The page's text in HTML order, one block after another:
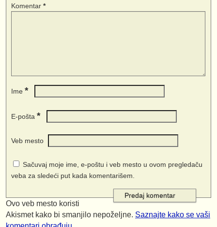
Komentar *
Ime *
E-pošta *
Veb mesto
Sačuvaj moje ime, e-poštu i veb mesto u ovom pregledaču
veba za sledeći put kada komentarišem.
Ovo veb mesto koristi
Akismet kako bi smanjilo nepoželjne. Saznajte kako se vaši